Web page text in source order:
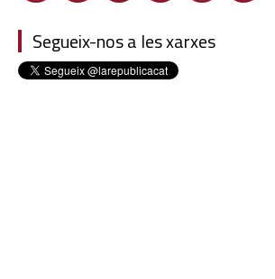
Segueix-nos a les xarxes